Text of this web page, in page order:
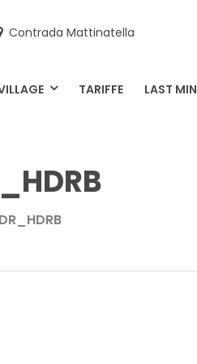
Contrada Mattinatella
DELLE
TARIFFE LAST